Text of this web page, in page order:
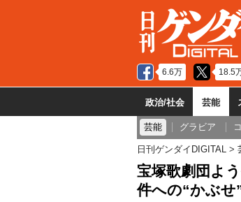
6.6万 18.5
政治/社会 芸能
芸能 グラビア
日刊ゲンダイDIGITAL
宝塚歌劇団よ
件への“かぶせ